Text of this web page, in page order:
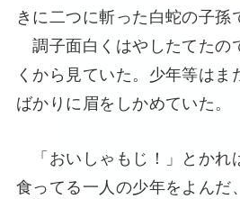
きに二つに斬った白蛇の子孫
調子面白くはやしたてたの
くから見ていた。少年等はま
ばかりに眉をしかめていた。
「おいしゃもじ！」とかれ
食ってる一人の少年をよんだ